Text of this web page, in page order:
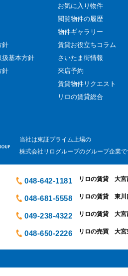
針
扱基本方針
針
お気に入り物件
閲覧物件の履歴
物件ギャラリー
賃貸お役立ちコラム
さいたま街情報
来店予約
賃貸物件リクエスト
リロの賃貸総合
当社は東証プライム上場の
株式会社リログループのグループ企業で
048-642-1181 リロの賃貸 大宮
048-681-5558 リロの賃貸 東川
049-238-4322 リロの賃貸 大宮
048-650-2226 リロの売買 大宮